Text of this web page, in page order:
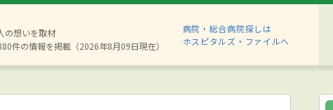
の想いを取材
件の情報を掲載（2026年8月09日現在）
病院・総合病院探しは
ホスピタルズ・ファイルへ